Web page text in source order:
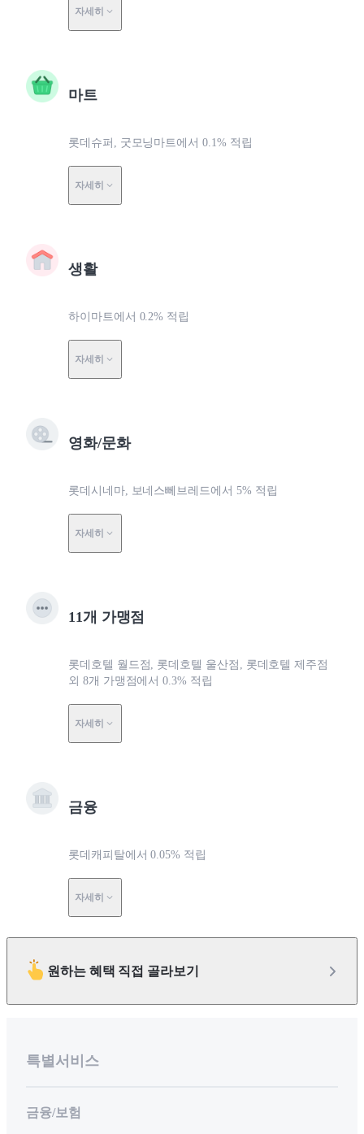
자세히
마트
롯데슈퍼, 굿모닝마트에서 0.1% 적립
자세히
생활
하이마트에서 0.2% 적립
자세히
영화/문화
롯데시네마, 보네스뻬브레드에서 5% 적립
자세히
11개 가맹점
롯데호텔 월드점, 롯데호텔 울산점, 롯데호텔 제주점
외 8개 가맹점에서 0.3% 적립
자세히
금융
롯데캐피탈에서 0.05% 적립
자세히
원하는 혜택 직접 골라보기
특별서비스
금융/보험